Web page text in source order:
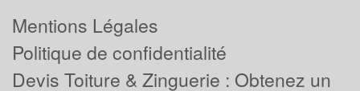
Mentions Légales
Politique de confidentialité
Devis Toiture & Zinguerie : Obtenez un